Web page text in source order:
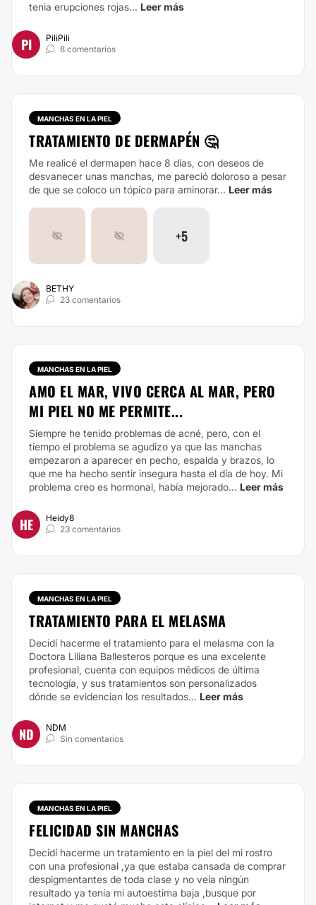
tenia erupciones rojas... Leer más
PI
PiliPili
8 comentarios
MANCHAS EN LA PIEL
TRATAMIENTO DE DERMAPÉN 🤔
Me realicé el dermapen hace 8 días, con deseos de
desvanecer unas manchas, me pareció doloroso a pesar
de que se coloco un tópico para aminorar... Leer más
+5
BETHY
23 comentarios
MANCHAS EN LA PIEL
AMO EL MAR, VIVO CERCA AL MAR, PERO
MI PIEL NO ME PERMITE...
Siempre he tenido problemas de acné, pero, con el
tiempo el problema se agudizo ya que las manchas
empezaron a aparecer en pecho, espalda y brazos, lo
que me ha hecho sentir insegura hasta el día de hoy. Mi
problema creo es hormonal, había mejorado... Leer más
HE
Heidy8
23 comentarios
MANCHAS EN LA PIEL
TRATAMIENTO PARA EL MELASMA
Decidí hacerme el tratamiento para el melasma con la
Doctora Liliana Ballesteros porque es una excelente
profesional, cuenta con equipos médicos de última
tecnología, y sus tratamientos son personalizados
dónde se evidencian los resultados... Leer más
ND
NDM
Sin comentarios
MANCHAS EN LA PIEL
FELICIDAD SIN MANCHAS
Decidí hacerme un tratamiento en la piel del mi rostro
con una profesional ,ya que estaba cansada de comprar
despigmentantes de toda clase y no veía ningún
resultado ya tenía mi autoestima baja ,busque por